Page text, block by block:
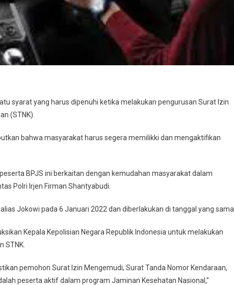
syarat yang harus dipenuhi ketika melakukan pengurusan Surat Izin
(STNK).
bahwa masyarakat harus segera memilikki dan mengaktifikan
BPJS ini berkaitan dengan kemudahan masyarakat dalam
Polri Irjen Firman Shantyabudi.
Jokowi pada 6 Januari 2022 dan diberlakukan di tanggal yang sama.
Kepala Kepolisian Negara Republik Indonesia untuk melakukan
STNK.
pemohon Surat Izin Mengemudi, Surat Tanda Nomor Kendaraan,
peserta aktif dalam program Jaminan Kesehatan Nasional,”